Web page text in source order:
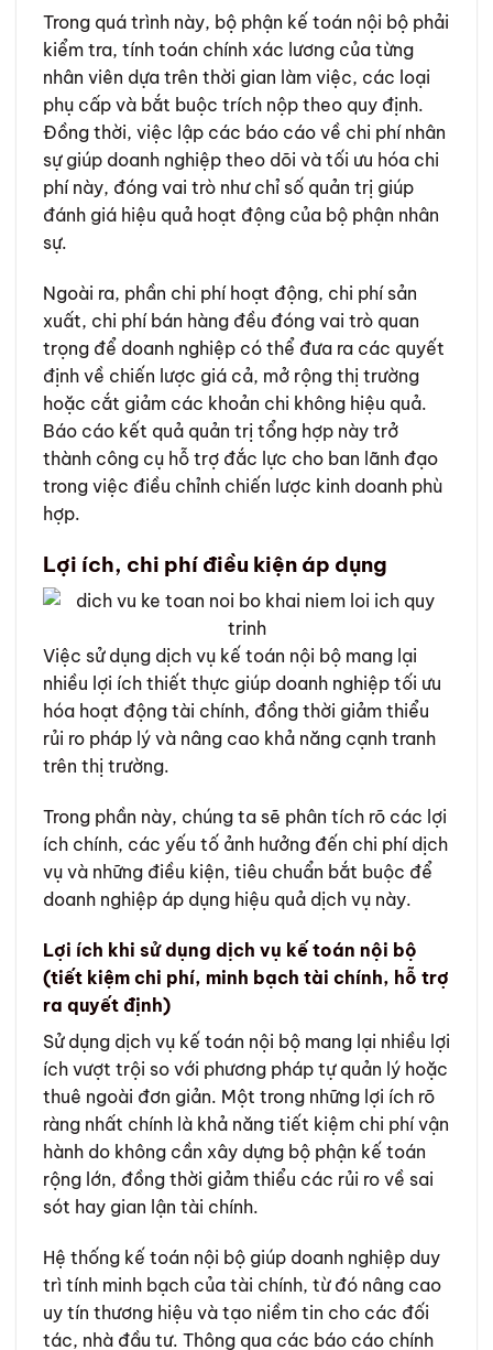
Trong quá trình này, bộ phận kế toán nội bộ phải
kiểm tra, tính toán chính xác lương của từng
nhân viên dựa trên thời gian làm việc, các loại
phụ cấp và bắt buộc trích nộp theo quy định.
Đồng thời, việc lập các báo cáo về chi phí nhân
sự giúp doanh nghiệp theo dõi và tối ưu hóa chi
phí này, đóng vai trò như chỉ số quản trị giúp
đánh giá hiệu quả hoạt động của bộ phận nhân
sự.
Ngoài ra, phần chi phí hoạt động, chi phí sản
xuất, chi phí bán hàng đều đóng vai trò quan
trọng để doanh nghiệp có thể đưa ra các quyết
định về chiến lược giá cả, mở rộng thị trường
hoặc cắt giảm các khoản chi không hiệu quả.
Báo cáo kết quả quản trị tổng hợp này trở
thành công cụ hỗ trợ đắc lực cho ban lãnh đạo
trong việc điều chỉnh chiến lược kinh doanh phù
hợp.
Lợi ích, chi phí điều kiện áp dụng
Việc sử dụng dịch vụ kế toán nội bộ mang lại
nhiều lợi ích thiết thực giúp doanh nghiệp tối ưu
hóa hoạt động tài chính, đồng thời giảm thiểu
rủi ro pháp lý và nâng cao khả năng cạnh tranh
trên thị trường.
Trong phần này, chúng ta sẽ phân tích rõ các lợi
ích chính, các yếu tố ảnh hưởng đến chi phí dịch
vụ và những điều kiện, tiêu chuẩn bắt buộc để
doanh nghiệp áp dụng hiệu quả dịch vụ này.
Lợi ích khi sử dụng dịch vụ kế toán nội bộ
(tiết kiệm chi phí, minh bạch tài chính, hỗ trợ
ra quyết định)
Sử dụng dịch vụ kế toán nội bộ mang lại nhiều lợi
ích vượt trội so với phương pháp tự quản lý hoặc
thuê ngoài đơn giản. Một trong những lợi ích rõ
ràng nhất chính là khả năng tiết kiệm chi phí vận
hành do không cần xây dựng bộ phận kế toán
rộng lớn, đồng thời giảm thiểu các rủi ro về sai
sót hay gian lận tài chính.
Hệ thống kế toán nội bộ giúp doanh nghiệp duy
trì tính minh bạch của tài chính, từ đó nâng cao
uy tín thương hiệu và tạo niềm tin cho các đối
tác, nhà đầu tư. Thông qua các báo cáo chính